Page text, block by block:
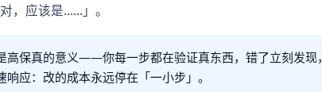
，应该是……」。
高保真的意义——你每一步都在验证真东西，错了立刻发现，
应：改的成本永远停在「一小步」。